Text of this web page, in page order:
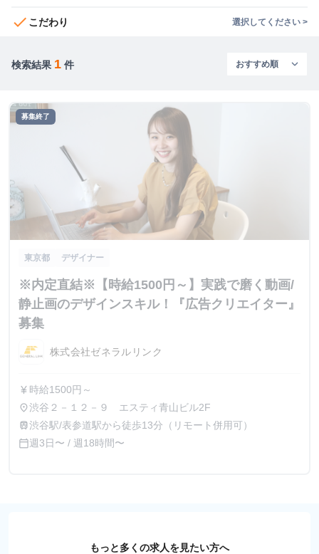
check こだわり 選択してください >
検索結果 1 件
募集終了
東京都 デザイナー
※内定直結※【時給1500円～】実践で磨く動画/
静止画のデザインスキル！『広告クリエイター』
募集
株式会社ゼネラルリンク
currency_yen 時給1500円～
place渋谷２－１２－９ エスティ青山ビル2F
train渋谷駅/表参道駅から徒歩13分（リモート併用可）
calendar_today週3日〜 / 週18時間〜
もっと多くの求人を見たい方へ